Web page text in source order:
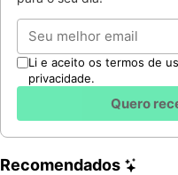
Email
Li e aceito os termos de
privacidade.
Quero
Recomendados